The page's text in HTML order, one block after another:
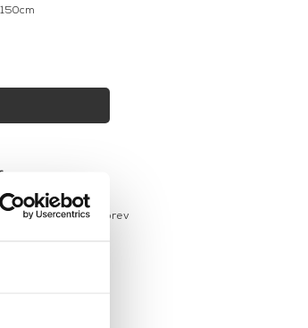
150cm
för vårt nyhetsbrev